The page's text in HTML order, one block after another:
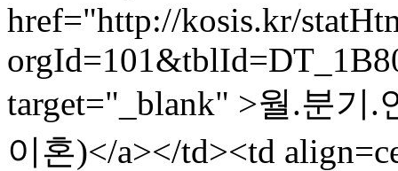
href="http://kosis.kr/
target="_blank" >월.분기
이혼)</a></td><td